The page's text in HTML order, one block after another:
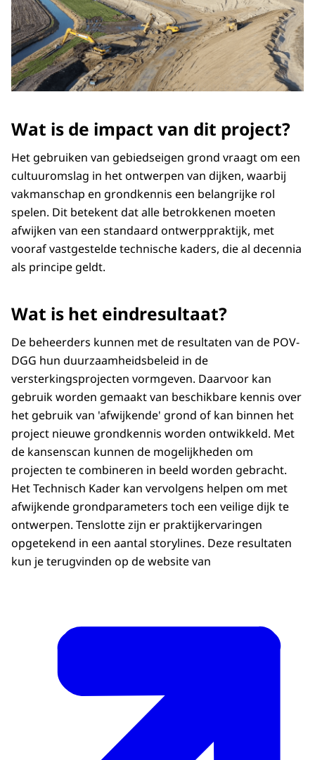
Wat is de impact van dit project?
Het gebruiken van gebiedseigen grond vraagt om een
cultuuromslag in het ontwerpen van dijken, waarbij
vakmanschap en grondkennis een belangrijke rol
spelen. Dit betekent dat alle betrokkenen moeten
afwijken van een standaard ontwerppraktijk, met
vooraf vastgestelde technische kaders, die al decennia
als principe geldt.
Wat is het eindresultaat?
De beheerders kunnen met de resultaten van de POV-
DGG hun duurzaamheidsbeleid in de
versterkingsprojecten vormgeven. Daarvoor kan
gebruik worden gemaakt van beschikbare kennis over
het gebruik van 'afwijkende' grond of kan binnen het
project nieuwe grondkennis worden ontwikkeld. Met
de kansenscan kunnen de mogelijkheden om
projecten te combineren in beeld worden gebracht.
Het Technisch Kader kan vervolgens helpen om met
afwijkende grondparameters toch een veilige dijk te
ontwerpen. Tenslotte zijn er praktijkervaringen
opgetekend in een aantal storylines. Deze resultaten
kun je terugvinden op de website van